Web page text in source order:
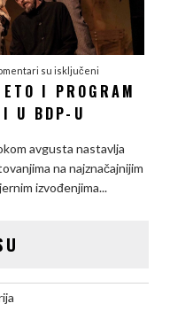
su isključenina
Bogato
i
program
na
u
I PROGRAM
U BDP-U
avgusta nastavlja
na najznačajnijim
izvođenjima...